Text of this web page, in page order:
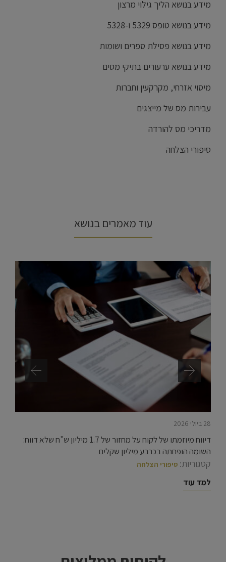
מידע בנושא הליך גילוי מרצון
מידע בנושא טופס 5329 ו-5328
מידע בנושא פסילת ספרים ושומות
מידע בנושא ערעורים בתיקי מסים
מיסוי אזרחי, מקרקעין וחברות
עבירות מס של מייצגים
מדריכי מס להורדה
סיפורי הצלחה
עוד מאמרים בנושא
28 ביולי 2026
דיווח מיוזמתו של לקוח על מחזור של 1.7 מיליון ש"ח שלא דווח:
השומה הופחתה בכרבע מיליון שקלים
קטגוריות: סיפורי הצלחה
למד עוד